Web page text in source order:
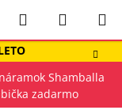
Hľadať
KOŠÍK
Shamballa
zadarmo